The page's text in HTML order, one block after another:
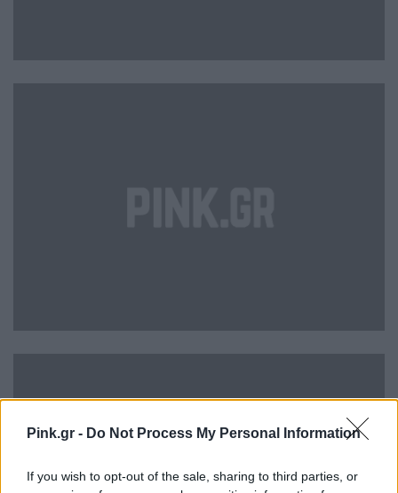
Pink.gr - Do Not Process My Personal Information
If you wish to opt-out of the sale, sharing to third parties, or